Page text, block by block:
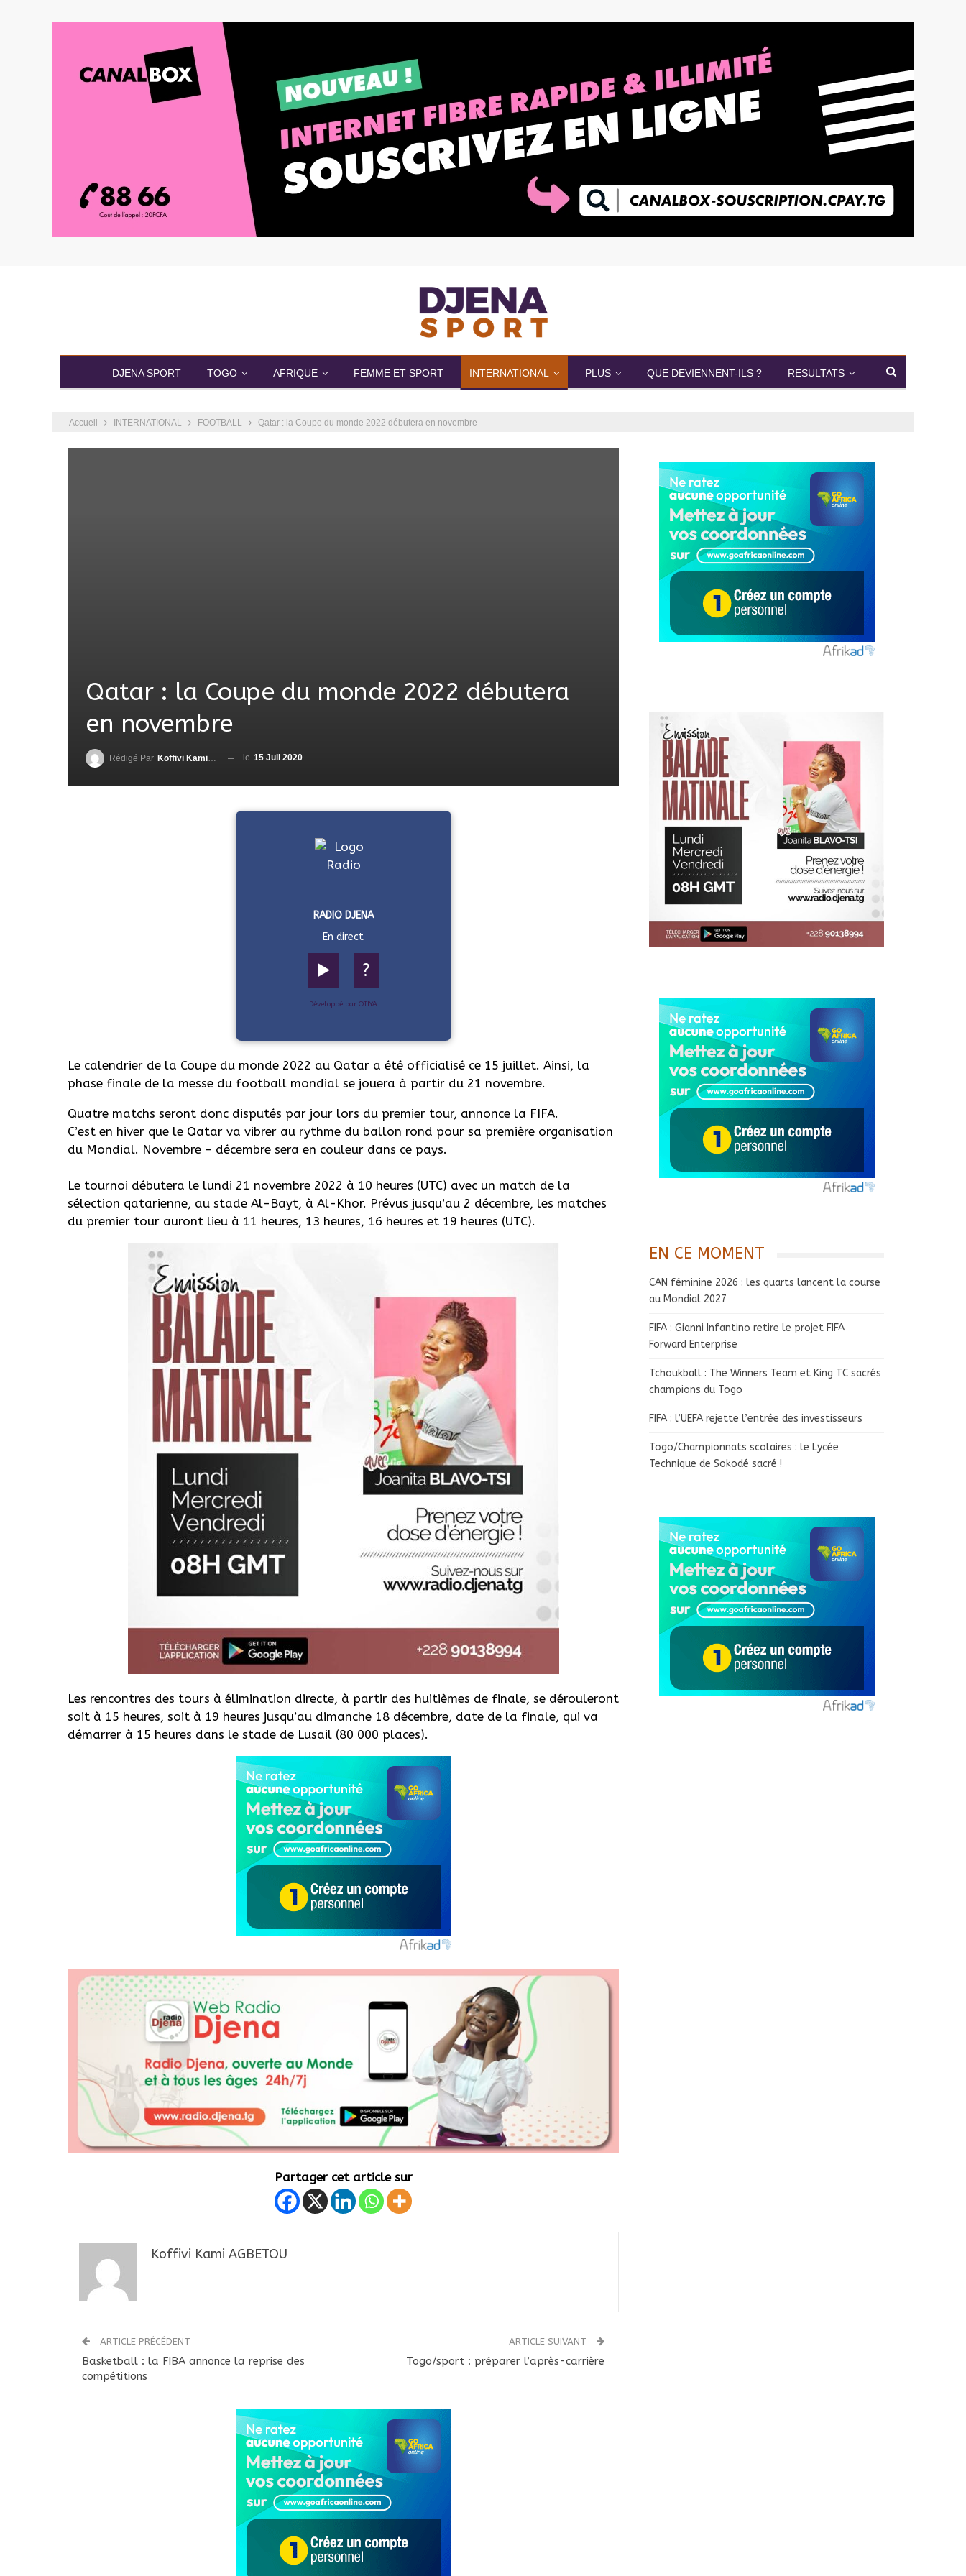
DJENA SPORT TOGO AFRIQUE FEMME ET SPORT INTERNATIONAL PLUS QUE DEVIENNENT-ILS ? RESULTATS
Accueil INTERNATIONAL FOOTBALL Qatar : la Coupe du monde 2022 débutera en novembre
Qatar : la Coupe du monde 2022 débutera
en novembre
Rédigé Par Koffivi Kami AGBETOU le 15 Juil 2020
RADIO DJENA
En direct
▶️ ?
Développé par OTIYA
Le calendrier de la Coupe du monde 2022 au Qatar a été officialisé ce 15 juillet. Ainsi, la
phase finale de la messe du football mondial se jouera à partir du 21 novembre.
Quatre matchs seront donc disputés par jour lors du premier tour, annonce la FIFA.
C’est en hiver que le Qatar va vibrer au rythme du ballon rond pour sa première organisation
du Mondial. Novembre – décembre sera en couleur dans ce pays.
Le tournoi débutera le lundi 21 novembre 2022 à 10 heures (UTC) avec un match de la
sélection qatarienne, au stade Al-Bayt, à Al-Khor. Prévus jusqu’au 2 décembre, les matches
du premier tour auront lieu à 11 heures, 13 heures, 16 heures et 19 heures (UTC).
Les rencontres des tours à élimination directe, à partir des huitièmes de finale, se dérouleront
soit à 15 heures, soit à 19 heures jusqu’au dimanche 18 décembre, date de la finale, qui va
démarrer à 15 heures dans le stade de Lusail (80 000 places).
Partager cet article sur
Koffivi Kami AGBETOU
ARTICLE PRÉCÉDENT
Basketball : la FIBA annonce la reprise des
compétitions
ARTICLE SUIVANT
Togo/sport : préparer l’après-carrière
EN CE MOMENT
CAN féminine 2026 : les quarts lancent la course
au Mondial 2027
FIFA : Gianni Infantino retire le projet FIFA
Forward Enterprise
Tchoukball : The Winners Team et King TC sacrés
champions du Togo
FIFA : l’UEFA rejette l’entrée des investisseurs
Togo/Championnats scolaires : le Lycée
Technique de Sokodé sacré !